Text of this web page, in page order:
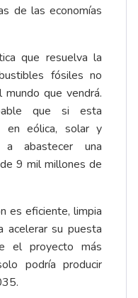
de las economías
que resuelva la
fósiles no
que vendrá.
que si esta
en eólica, solar y
a abastecer una
9 mil millones de
es eficiente, limpia
acelerar su puesta
el proyecto más
podría producir